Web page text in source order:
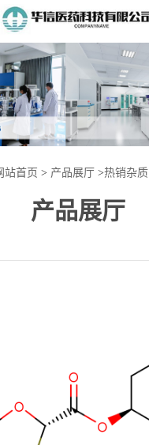
站首页 > 产品展厅 >热销杂质
产品展厅